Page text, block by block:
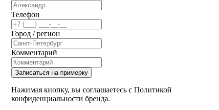
Телефон
Город / регион
Комментарий
Записаться на примерку
Нажимая кнопку, вы соглашаетесь с Политикой
конфиденциальности бренда.